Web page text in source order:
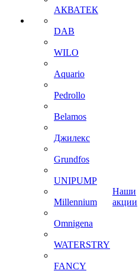
АКВАТЕК
DAB
WILO
Aquario
Pedrollo
Belamos
Джилекс
Grundfos
UNIPUMP
Millennium
Omnigena
WATERSTRY
FANCY
Наши
акции